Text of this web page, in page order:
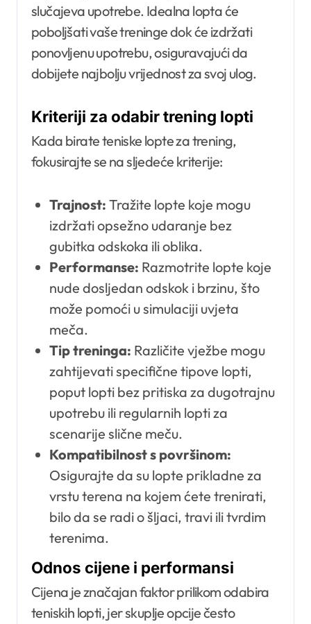
slučajeva upotrebe. Idealna lopta će
poboljšati vaše treninge dok će izdržati
ponovljenu upotrebu, osiguravajući da
dobijete najbolju vrijednost za svoj ulog.
Kriteriji za odabir trening lopti
Kada birate teniske lopte za trening,
fokusirajte se na sljedeće kriterije:
Trajnost: Tražite lopte koje mogu
izdržati opsežno udaranje bez
gubitka odskoka ili oblika.
Performanse: Razmotrite lopte koje
nude dosljedan odskok i brzinu, što
može pomoći u simulaciji uvjeta
meča.
Tip treninga: Različite vježbe mogu
zahtijevati specifične tipove lopti,
poput lopti bez pritiska za dugotrajnu
upotrebu ili regularnih lopti za
scenarije slične meču.
Kompatibilnost s površinom:
Osigurajte da su lopte prikladne za
vrstu terena na kojem ćete trenirati,
bilo da se radi o šljaci, travi ili tvrdim
terenima.
Odnos cijene i performansi
Cijena je značajan faktor prilikom odabira
teniskih lopti, jer skuplje opcije često